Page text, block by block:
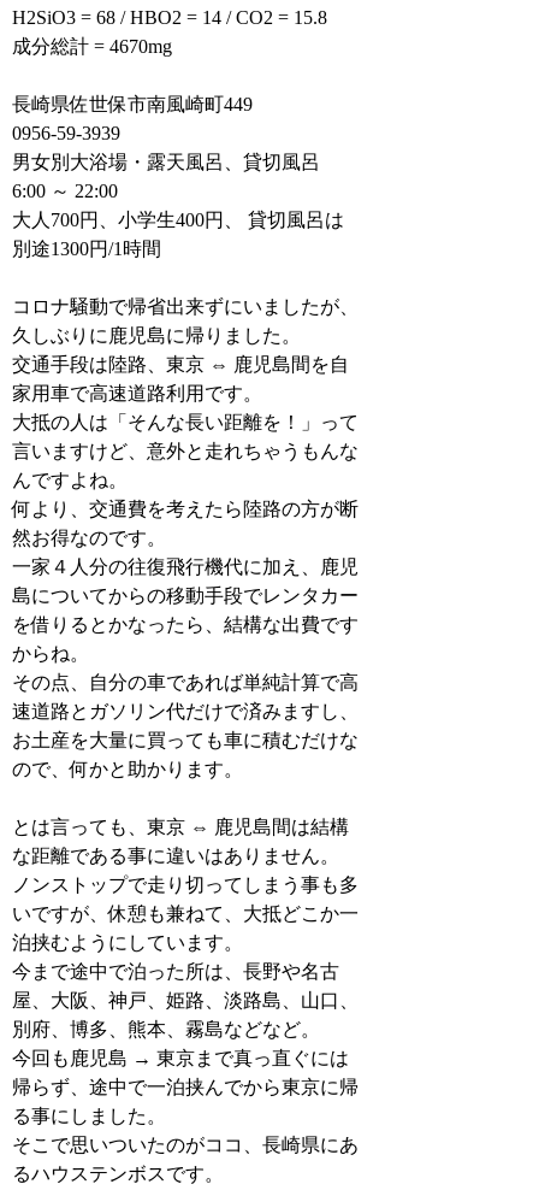
H2SiO3 = 68 / HBO2 = 14 / CO2 = 15.8
成分総計 = 4670mg
長崎県佐世保市南風崎町449
0956-59-3939
男女別大浴場・露天風呂、貸切風呂
6:00 ～ 22:00
大人700円、小学生400円、 貸切風呂は
別途1300円/1時間
コロナ騒動で帰省出来ずにいましたが、
久しぶりに鹿児島に帰りました。
交通手段は陸路、東京 ⇔ 鹿児島間を自
家用車で高速道路利用です。
大抵の人は「そんな長い距離を！」って
言いますけど、意外と走れちゃうもんな
んですよね。
何より、交通費を考えたら陸路の方が断
然お得なのです。
一家４人分の往復飛行機代に加え、鹿児
島についてからの移動手段でレンタカー
を借りるとかなったら、結構な出費です
からね。
その点、自分の車であれば単純計算で高
速道路とガソリン代だけで済みますし、
お土産を大量に買っても車に積むだけな
ので、何かと助かります。
とは言っても、東京 ⇔ 鹿児島間は結構
な距離である事に違いはありません。
ノンストップで走り切ってしまう事も多
いですが、休憩も兼ねて、大抵どこか一
泊挟むようにしています。
今まで途中で泊った所は、長野や名古
屋、大阪、神戸、姫路、淡路島、山口、
別府、博多、熊本、霧島などなど。
今回も鹿児島 → 東京まで真っ直ぐには
帰らず、途中で一泊挟んでから東京に帰
る事にしました。
そこで思いついたのがココ、長崎県にあ
るハウステンボスです。